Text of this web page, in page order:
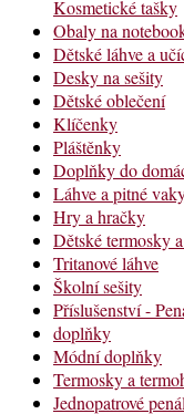
Kosmetické tašky
Obaly na
Dětské láhve a
Desky na sešity
Dětské oblečení
Klíčenky
Pláštěnky
Doplňky do
Láhve a pitné
Hry a hračky
Dětské termosky
Tritanové láhve
Školní sešity
Příslušenství -
doplňky
Módní doplňky
Termosky a
Jednopatrové